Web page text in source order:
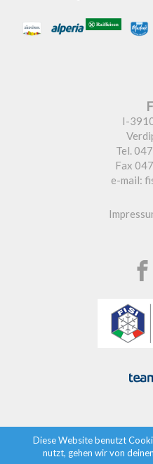
I-
Tel.
Fax
e-mail:
Diese Website benutzt
nutzt, gehen wir von